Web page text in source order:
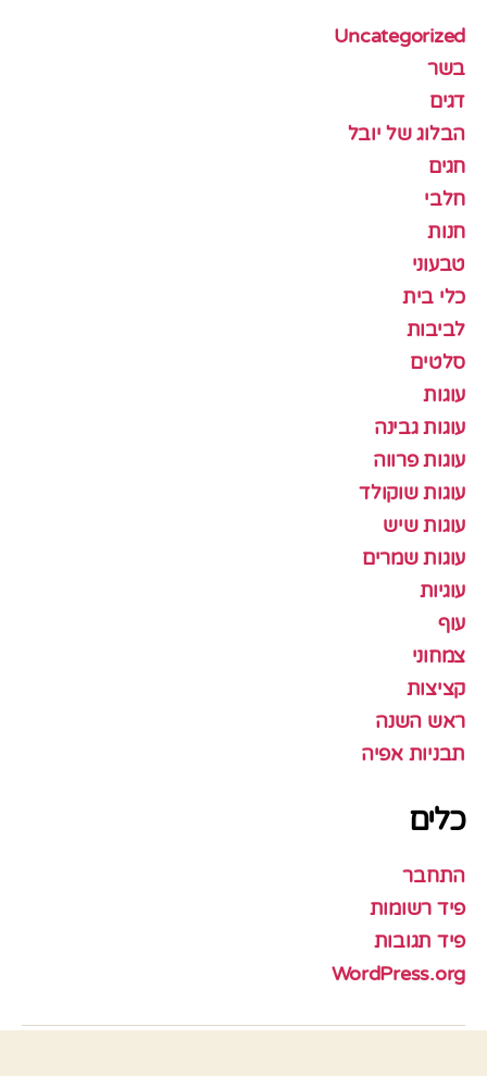
Uncategorized
בשר
דגים
הבלוג של יובל
חגים
חלבי
חנות
טבעוני
כלי בית
לביבות
סלטים
עוגות
עוגות גבינה
עוגות פרווה
עוגות שוקולד
עוגות שיש
עוגות שמרים
עוגיות
עוף
צמחוני
קציצות
ראש השנה
תבניות אפיה
כלים
התחבר
פיד רשומות
פיד תגובות
WordPress.org